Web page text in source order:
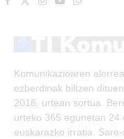
Facebook
X
Instagram
YouTubeWhatsApp
Komunikazioaren
ezberdinak biltzen
2016. urtean sortua.
urteko 365 egunetan 24
euskarazko irratia.